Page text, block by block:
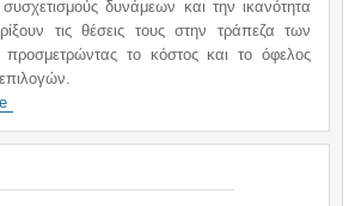
δυνάμεων και την ικανότητα
τις θέσεις τους στην τράπεζα των
προσμετρώντας το κόστος και το όφελος